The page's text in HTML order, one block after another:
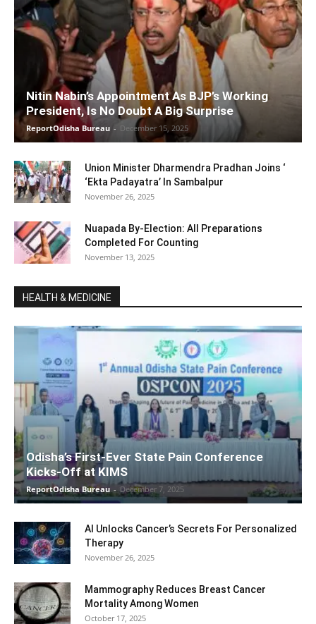
Nitin Nabin’s Appointment As BJP’s Working
President, Is No Doubt A Big Surprise
ReportOdisha Bureau - December 15, 2025
Union Minister Dharmendra Pradhan Joins ‘
‘Ekta Padayatra’ In Sambalpur
November 26, 2025
Nuapada By-Election: All Preparations
Completed For Counting
November 13, 2025
HEALTH & MEDICINE
Odisha’s First-Ever State Pain Conference
Kicks-Off at KIMS
ReportOdisha Bureau - December 7, 2025
AI Unlocks Cancer’s Secrets For Personalized
Therapy
November 26, 2025
Mammography Reduces Breast Cancer
Mortality Among Women
October 17, 2025